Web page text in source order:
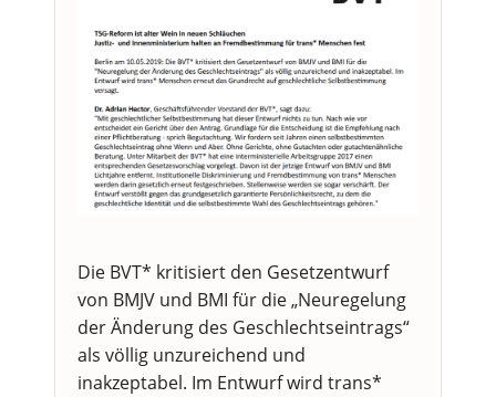
Die BVT* kritisiert den Gesetzentwurf
von BMJV und BMI für die „Neuregelung
der Änderung des Geschlechtseintrags“
als völlig unzureichend und
inakzeptabel. Im Entwurf wird trans*